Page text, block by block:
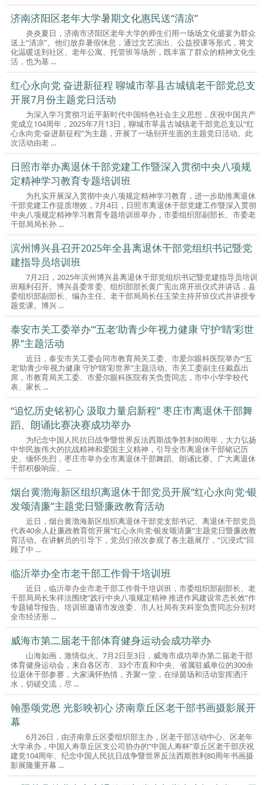
济南济阳区老年大学暑期文化惠民送“清凉”
炎炎夏日，济南市济阳区老年大学的师生们用一场场文化盛宴为群众
送上“清凉”。他们放弃暑假休息，通过文艺演出、公益授课等形式，将文
化温暖送到社区、老年公寓、托管班等场所，既丰富了群众的精神文化生
活，也为基 ...
红心永向党 奋进新征程 聊城市莘县古城镇老干部党总支
开展7月份主题党日活动
为深入学习贯彻习近平新时代中国特色社会主义思想，庆祝中国共产
党成立104周年，2025年7月13日，聊城市莘县古城镇老干部党总支以“红
心永向党·奋进新征程”为主题，开展了一场别开生面的主题党日活动。此
次活动由老 ...
日照市举办离退休干部党建工作暨深入贯彻中央八项规
定精神学习教育专题培训班
为扎实开展深入贯彻中央八项规定精神学习教育，进一步助推离退休
干部党建工作提质增效，7月4日，日照市离退休干部党建工作暨深入贯彻
中央八项规定精神学习教育专题培训班举办，市委组织部副部长、市委老
干部局局长孙 ...
滨州博兴县召开2025年全县离退休干部党组织书记暨党
建指导员培训班
7月2日，2025年滨州博兴县离退休干部党组织书记暨党建指导员培训
班顺利召开。博兴县委常委、组织部部长黄广宪出席开班仪式并讲话，县
委组织部副部长、编办主任、老干部局局长任玉荣主持开班仪式并讲授专
题党课。博兴 ...
泰安市关工委举办“‘五老’助青少年视力健康 守护‘睛’彩世
界”主题活动
近日，泰安市关工委会同市教育局关工委、市爱尔眼科医院举办“‘五
老’助青少年视力健康 守护‘睛’彩世界”主题活动。市关工委副主任戴磊出
席，市教育局关工委、市爱尔眼科医院有关负责同志，市中小学学校代
表、家长 ...
“追忆历史铭初心 汲取力量启新程” 枣庄市离退休干部舞
蹈、朗诵比赛决赛成功举办
为纪念中国人民抗日战争暨世界反法西斯战争胜利80周年，大力弘扬
中华民族伟大的抗战精神和爱国主义精神，引导全市离退休干部铭记历
史、缅怀先烈，枣庄市举办全市离退休干部舞蹈、朗诵比赛。广大离退休
干部积极响应、 ...
烟台黄渤海新区组织离退休干部党员开展“红心永向党·银
发颂清廉”主题党日暨廉政教育活动
近日，烟台黄渤海新区组织离退休干部党支部书记、离退休干部党员
代表40余人赴廉政教育馆开展“红心永向党·银发颂清廉”主题党日暨廉政教
育活动。在讲解员的引导下，党员们依次参观了各主题展厅，“沉浸式”回
顾了中 ...
临沂举办全市老干部工作骨干培训班
近日，临沂举办全市老干部工作骨干培训班，市委组织部副部长、老
干部局局长朱祥法围绕“践行中央八项规定精神 推进作风建设常态长效”作
专题辅导报告。培训班邀请市发改委、市人社局有关科室负责同志分别对
全市经济形 ...
威海市第二届老干部体育健身运动会成功举办
山海如画，激情似火。7月2日至3日，威海市成功举办第二届老干部
体育健身运动会，来自各区市、33个市直和中央、省属驻威单位的300余
位退休干部参赛，大家满怀热情，齐聚一堂，在绿茵场和活动室挥洒汗
水，切磋交流，尽 ...
翰墨颂党恩 光影映初心 济南章丘区老干部书画摄影展开
幕
6月26日，由济南章丘区委组织部主办，区老干部活动中心、区老年
大学承办，中国人寿章丘区支公司协办的“中国人寿杯”章丘区老干部庆祝
建党104周年、纪念中国人民抗日战争暨世界反法西斯胜利80周年书画摄
影展隆重开幕 ...